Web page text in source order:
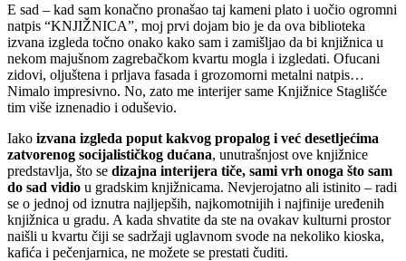
E sad – kad sam konačno pronašao taj kameni plato i uočio ogromni
natpis “KNJIŽNICA”, moj prvi dojam bio je da ova biblioteka
izvana izgleda točno onako kako sam i zamišljao da bi knjižnica u
nekom majušnom zagrebačkom kvartu mogla i izgledati. Ofucani
zidovi, oljuštena i prljava fasada i grozomorni metalni natpis…
Nimalo impresivno. No, zato me interijer same Knjižnice Staglišće
tim više iznenadio i oduševio.
Iako izvana izgleda poput kakvog propalog i već desetljećima
zatvorenog socijalističkog dućana, unutrašnjost ove knjižnice
predstavlja, što se dizajna interijera tiče, sami vrh onoga što sam
do sad vidio u gradskim knjižnicama. Nevjerojatno ali istinito – radi
se o jednoj od iznutra najljepših, najkomotnijih i najfinije uređenih
knjižnica u gradu. A kada shvatite da ste na ovakav kulturni prostor
naišli u kvartu čiji se sadržaji uglavnom svode na nekoliko kioska,
kafića i pečenjarnica, ne možete se prestati čuditi.